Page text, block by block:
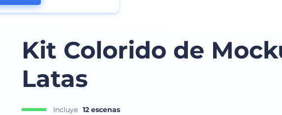
Kit Colorido de
Latas
Incluye 12 escenas